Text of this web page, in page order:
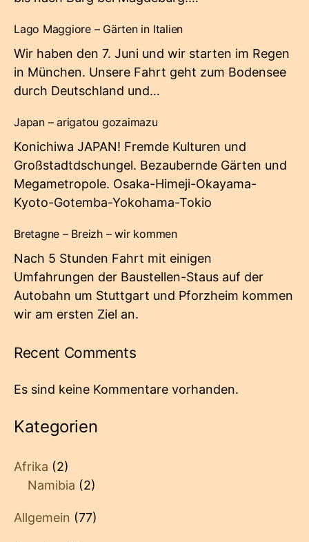
Lago Maggiore – Gärten in Italien
Wir haben den 7. Juni und wir starten im Regen
in München. Unsere Fahrt geht zum Bodensee
durch Deutschland und…
Japan – arigatou gozaimazu
Konichiwa JAPAN! Fremde Kulturen und
Großstadtdschungel. Bezaubernde Gärten und
Megametropole. Osaka-Himeji-Okayama-
Kyoto-Gotemba-Yokohama-Tokio
Bretagne – Breizh – wir kommen
Nach 5 Stunden Fahrt mit einigen
Umfahrungen der Baustellen-Staus auf der
Autobahn um Stuttgart und Pforzheim kommen
wir am ersten Ziel an.
Recent Comments
Es sind keine Kommentare vorhanden.
Kategorien
Afrika (2)
Namibia (2)
Allgemein (77)